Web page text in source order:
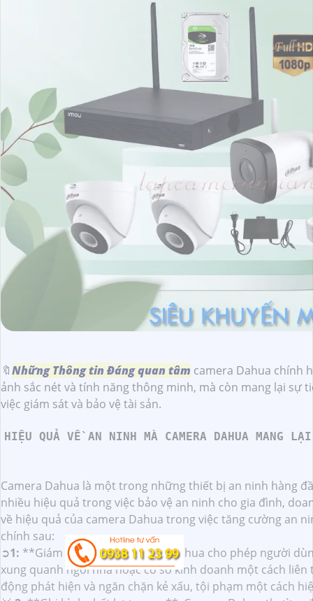
🔖Những Thông tin Đáng quan tâm camera Dahua chính
ảnh sắc nét và tính năng thông minh, mà còn mang lại sự
việc giám sát và bảo vệ tài sản.
HIỆU QUẢ VỀ AN NINH MÀ CAMERA DAHUA MANG LẠI
Camera Dahua là một trong những thiết bị an ninh hàng
nhiều hiệu quả trong việc bảo vệ an ninh cho gia đình,
về hiệu quả của camera Dahua trong việc tăng cường an
chính sau:
➲1: **Giám sát 24/7**: Camera Dahua cho phép người
xung quanh ngôi nhà hoặc cơ sở kinh doanh một cách
động phát hiện và ngăn chặn kẻ xấu, tội phạm một cách